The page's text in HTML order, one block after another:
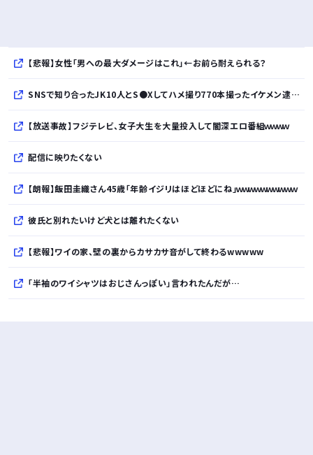
【悲報】女性「男への最大ダメージはこれ」←お前ら耐えられる？
SNSで知り合ったJK10人とS●Xしてハメ撮り770本撮ったイケメン逮捕wwwwwwwwwwwwwww
【放送事故】フジテレビ、女子大生を大量投入して闇深エロ番組ｗｗｗｗ
配信に映りたくない
【朗報】飯田圭織さん45歳「年齢イジリはほどほどにね」ｗｗｗｗｗｗｗｗｗｗ
彼氏と別れたいけど犬とは離れたくない
【悲報】ワイの家、壁の裏からカサカサ音がして終わるwwwww
「半袖のワイシャツはおじさんっぽい」言われたんだが…